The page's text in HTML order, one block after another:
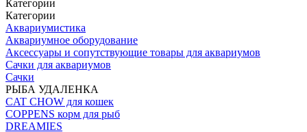
Категории
Категории
Аквариумистика
Аквариумное оборудование
Аксессуары и сопутствующие товары для аквариумов
Сачки для аквариумов
Сачки
РЫБА УДАЛЕНКА
CAT CHOW для кошек
COPPENS корм для рыб
DREAMIES